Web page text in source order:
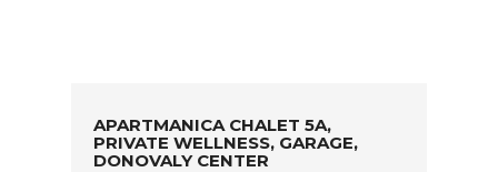
APARTMANICA CHALET 5A,
PRIVATE WELLNESS, GARAGE,
DONOVALY CENTER